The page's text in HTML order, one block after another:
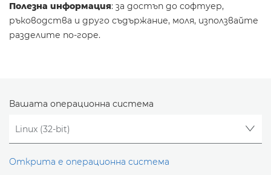
Полезна информация: за достъп до софтуер,
ръководства и друго съдържание, моля, използвайте
разделите по-горе.
Вашата операционна система
Открита е операционна система